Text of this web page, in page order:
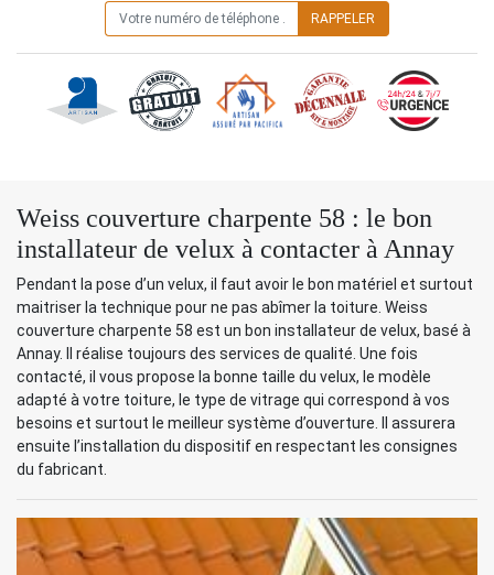
Weiss couverture charpente 58 : le bon
installateur de velux à contacter à Annay
Pendant la pose d’un velux, il faut avoir le bon matériel et surtout
maitriser la technique pour ne pas abîmer la toiture. Weiss
couverture charpente 58 est un bon installateur de velux, basé à
Annay. Il réalise toujours des services de qualité. Une fois
contacté, il vous propose la bonne taille du velux, le modèle
adapté à votre toiture, le type de vitrage qui correspond à vos
besoins et surtout le meilleur système d’ouverture. Il assurera
ensuite l’installation du dispositif en respectant les consignes
du fabricant.